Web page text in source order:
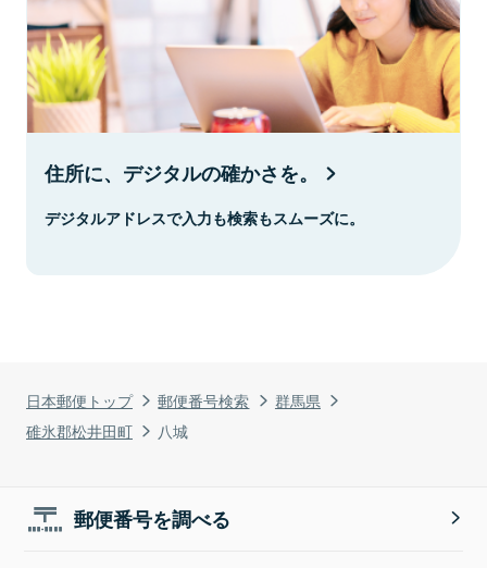
日本郵便トップ 郵便番号検索
群馬県
碓氷郡松井田町
八城
住所に、デジタルの確かさを。
デジタルアドレスで入力も検索もスムーズに。
郵便番号を調べる